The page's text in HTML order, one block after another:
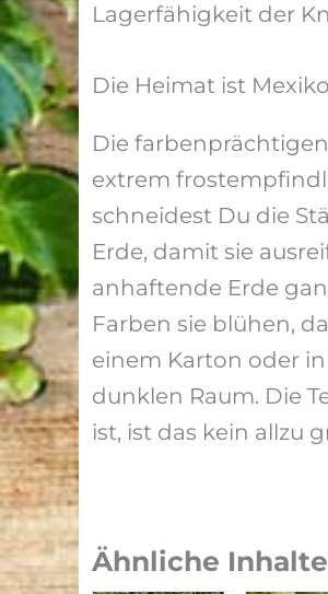
Lagerfähigkeit der
Die Heimat ist Mexiko
Die
extrem
schneidest Du die
Erde, damit sie
anhaftende Erde
Farben sie blühen,
einem Karton oder
dunklen Raum. Die
ist, ist das kein allzu
Ähnliche